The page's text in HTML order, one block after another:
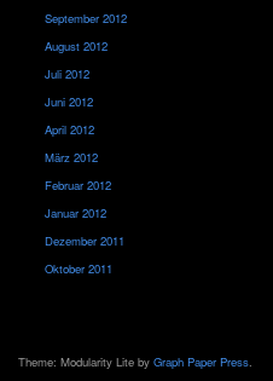
September 2012
August 2012
Juli 2012
Juni 2012
April 2012
März 2012
Februar 2012
Januar 2012
Dezember 2011
Oktober 2011
Theme: Modularity Lite by Graph Paper Press.